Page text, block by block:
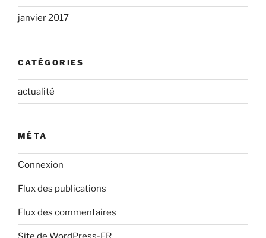
janvier 2017
CATÉGORIES
actualité
MÉTA
Connexion
Flux des publications
Flux des commentaires